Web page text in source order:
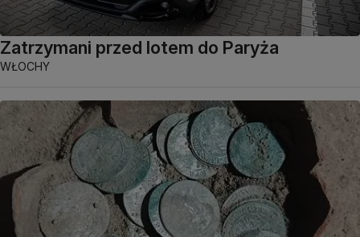
Zatrzymani przed lotem do Paryża
WŁOCHY